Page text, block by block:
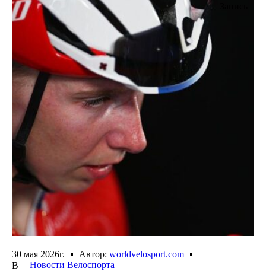
30 мая 2026г. Автор: worldvelosport.com
В
Новости Велоспорта